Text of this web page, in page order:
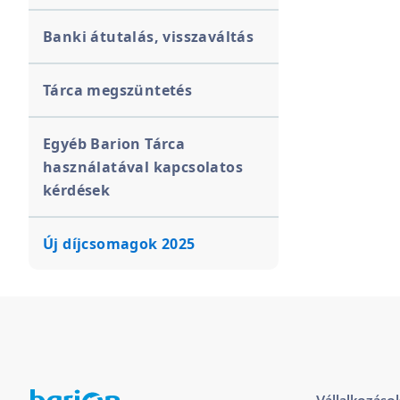
Banki átutalás, visszaváltás
Tárca megszüntetés
Egyéb Barion Tárca
használatával kapcsolatos
kérdések
Új díjcsomagok 2025